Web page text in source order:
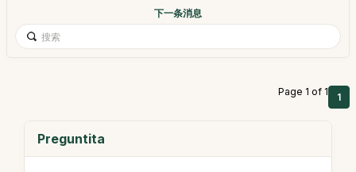
下一条消息
Page 1 of 1 1
Preguntita